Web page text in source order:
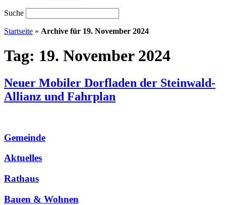
Suche
Startseite » Archive für 19. November 2024
Tag: 19. November 2024
Neuer Mobiler Dorfladen der Steinwald-
Allianz und Fahrplan
Gemeinde
Aktuelles
Rathaus
Bauen & Wohnen